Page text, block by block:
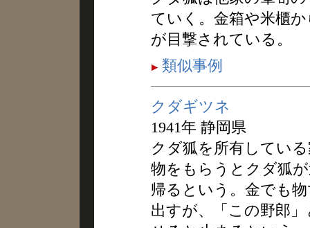
ていく。金箱や米櫃
が目撃されている。
類似事例
クダギツネ
1941年 静岡県
クダ狐を所有してい
物をもらうとクダ狐
帰るという。金でも
出すが、「この野郎